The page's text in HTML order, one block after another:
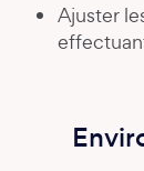
Ajuster